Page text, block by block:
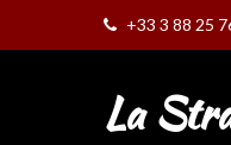
+33 3 88 25
La